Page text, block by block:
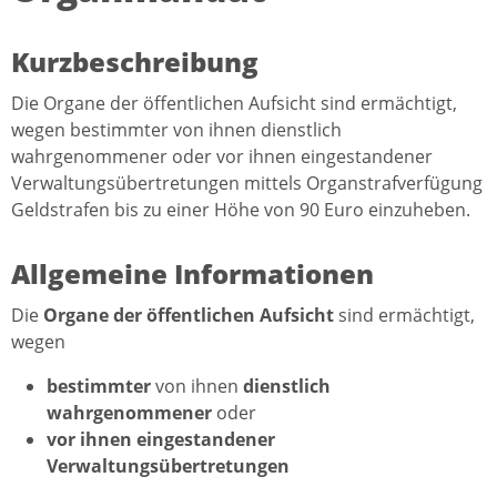
Kurzbeschreibung
Die Organe der öffentlichen Aufsicht sind ermächtigt,
wegen bestimmter von ihnen dienstlich
wahrgenommener oder vor ihnen eingestandener
Verwaltungsübertretungen mittels Organstrafverfügung
Geldstrafen bis zu einer Höhe von 90 Euro einzuheben.
Allgemeine Informationen
Die Organe der öffentlichen Aufsichtsind ermächtigt,
wegen
bestimmtervon ihnen dienstlich
wahrgenommener oder
vor ihnen eingestandener
Verwaltungsübertretungen